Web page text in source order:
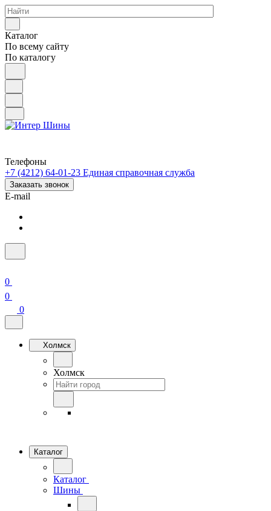
Каталог
По всему сайту
По каталогу
Телефоны
+7 (4212) 64-01-23 Единая справочная служба
Заказать звонок
E-mail
0
0
0
Холмск
Холмск
Каталог
Каталог
Шины